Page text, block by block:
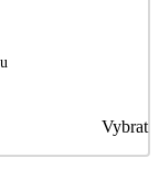
Vybrat